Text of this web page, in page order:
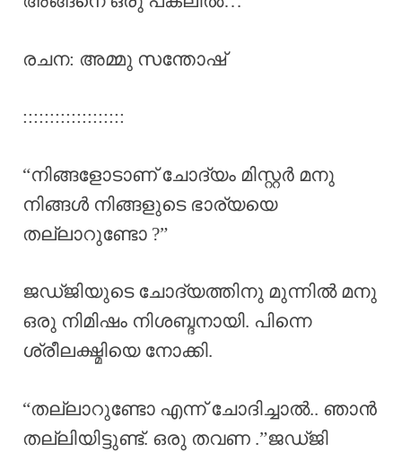
രചന: അമ്മു സന്തോഷ്
:::::::::::::::::::
“നിങ്ങളോടാണ് ചോദ്യം മിസ്റ്റർ മനു
നിങ്ങൾ നിങ്ങളുടെ ഭാര്യയെ
തല്ലാറുണ്ടോ ?”
ജഡ്ജിയുടെ ചോദ്യത്തിനു മുന്നിൽ മനു
ഒരു നിമിഷം നിശബ്ദനായി. പിന്നെ
ശ്രീലക്ഷ്മിയെ നോക്കി.
“തല്ലാറുണ്ടോ എന്ന് ചോദിച്ചാൽ.. ഞാൻ
തല്ലിയിട്ടുണ്ട്. ഒരു തവണ .”ജഡ്ജി